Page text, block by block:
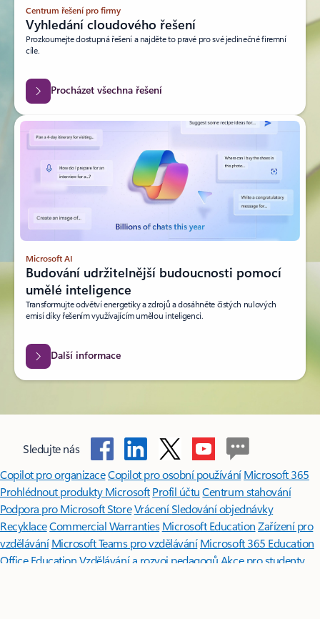
Centrum řešení pro firmy
Vyhledání cloudového řešení
Prozkoumejte dostupná řešení a najděte to pravé pro své jedinečné firemní
cíle.
Procházet všechna řešení
Microsoft AI
Budování udržitelnější budoucnosti pomocí
umělé inteligence
Transformujte odvětví energetiky a zdrojů a dosáhněte čistých nulových
emisí díky řešením využívajícím umělou inteligenci.
Další informace
Sledujte nás
Copilot pro organizaceCopilot pro osobní používání Microsoft 365
Prohlédnout produkty Microsoft Profil účtu Centrum stahování
Podpora pro Microsoft StoreVráceníSledování objednávky
RecyklaceCommercial Warranties Microsoft EducationZařízení pro
vzdělávání Microsoft Teams pro vzdělávání Microsoft 365 Education
Office EducationVzdělávání a rozvoj pedagogů Akce pro studenty